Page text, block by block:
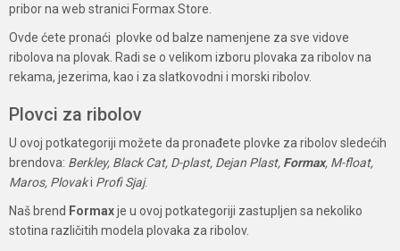
pribor na web stranici Formax Store.
Ovde ćete pronaći plovke od balze namenjene za sve vidove
ribolova na plovak. Radi se o velikom izboru plovaka za ribolov na
rekama, jezerima, kao i za slatkovodni i morski ribolov.
Plovci za ribolov
U ovoj potkategoriji možete da pronađete plovke za ribolov sledećih
brendova: Berkley, Black Cat, D-plast, Dejan Plast, Formax, M-float,
Maros, Plovaki Profi Sjaj.
Naš brend Formaxje u ovoj potkategoriji zastupljen sa nekoliko
stotina različitih modela plovaka za ribolov.